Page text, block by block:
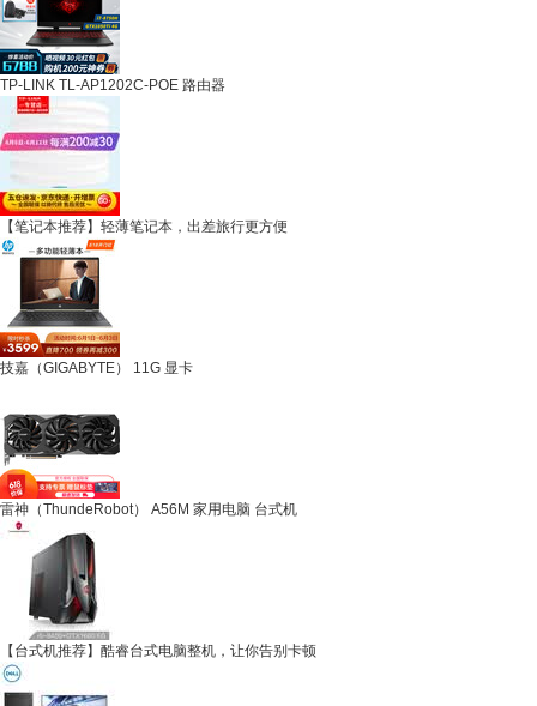
TP-LINK TL-AP1202C-POE 路由器
【笔记本推荐】轻薄笔记本，出差旅行更方便
技嘉（GIGABYTE） 11G 显卡
雷神（ThundeRobot） A56M 家用电脑 台式机
【台式机推荐】酷睿台式电脑整机，让你告别卡顿